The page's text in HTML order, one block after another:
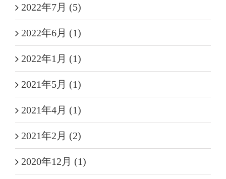
2022年7月 (5)
2022年6月 (1)
2022年1月 (1)
2021年5月 (1)
2021年4月 (1)
2021年2月 (2)
2020年12月 (1)